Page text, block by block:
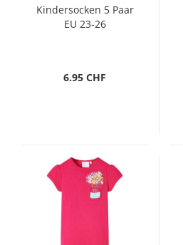
Kindersocken 5 Paar
EU 23-26
6.95 CHF